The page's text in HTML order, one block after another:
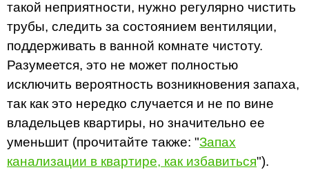
такой неприятности, нужно регулярно чистить
трубы, следить за состоянием вентиляции,
поддерживать в ванной комнате чистоту.
Разумеется, это не может полностью
исключить вероятность возникновения запаха,
так как это нередко случается и не по вине
владельцев квартиры, но значительно ее
уменьшит (прочитайте также: "Запах
канализации в квартире, как избавиться").